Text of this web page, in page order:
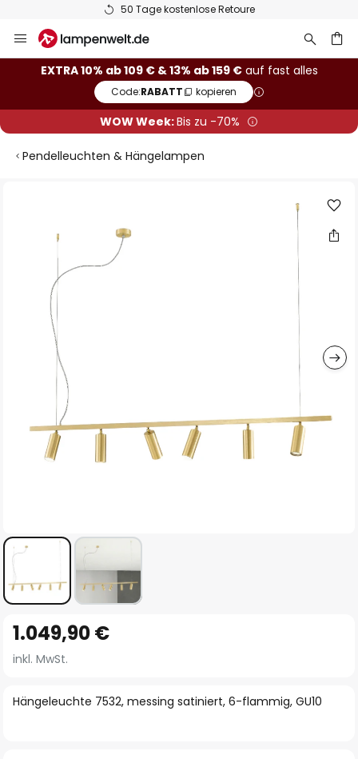
50 Tage kostenlose Retoure
Inhalt
springen
EXTRA 10% ab 109 € & 13% ab 159 €auf fast alles
Code:RABATT kopieren
WOW Week:Bis zu -70%
Pendelleuchten & Hängelampen
Anfang
der
springen
Hängeleuchte 7532, messing satiniert, 6-flammig, GU10
1.049,90 €
inkl. MwSt.